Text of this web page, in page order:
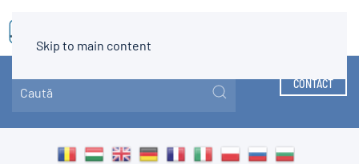
Skip to main content
CONTACT